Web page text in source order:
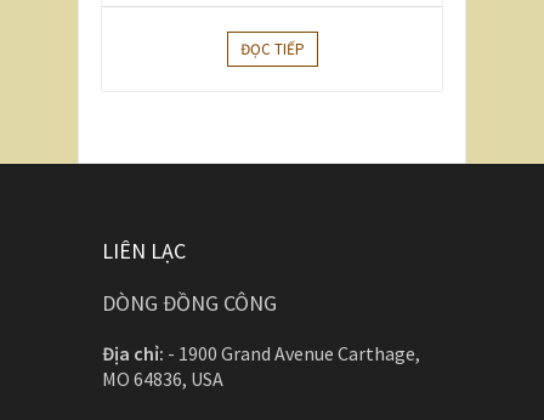
ĐỌC TIẾP
LIÊN LẠC
DÒNG ĐỒNG CÔNG
Địa chỉ: - 1900 Grand Avenue Carthage,
MO 64836, USA